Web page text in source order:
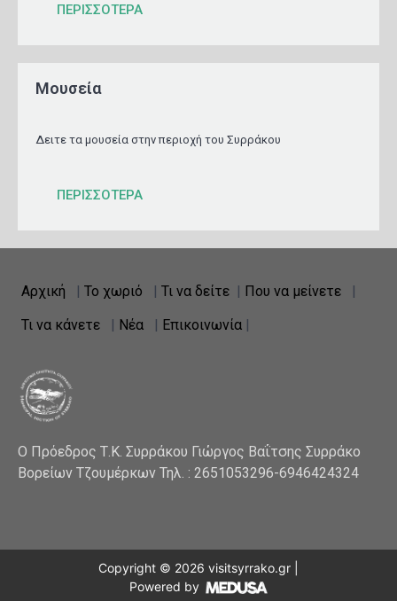
ΠΕΡΙΣΣΟΤΕΡΑ
Μουσεία
Δειτε τα μουσεία στην περιοχή του Συρράκου
ΠΕΡΙΣΣΟΤΕΡΑ
Αρχική | Το χωριό | Τι να δείτε | Που να μείνετε |
Τι να κάνετε | Νέα | Επικοινωνία |
Ο Πρόεδρος Τ.Κ. Συρράκου Γιώργος Βαΐτσης Συρράκο
Βορείων Τζουμέρκων Τηλ. : 2651053296-6946424324
Copyright © 2026 visitsyrrako.gr |
Powered by